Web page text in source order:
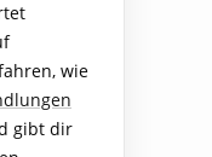
wie
gibt dir